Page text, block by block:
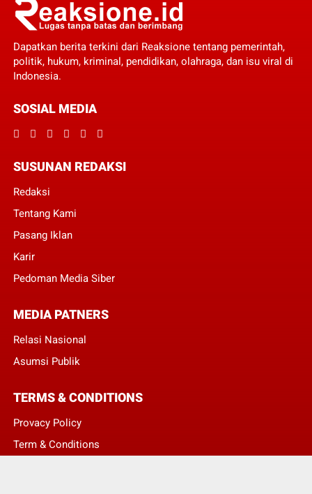
Dapatkan berita terkini dari Reaksione tentang pemerintah,
politik, hukum, kriminal, pendidikan, olahraga, dan isu viral di
Indonesia.
SOSIAL MEDIA
SUSUNAN REDAKSI
Redaksi
Tentang Kami
Pasang Iklan
Karir
Pedoman Media Siber
MEDIA PATNERS
Relasi Nasional
Asumsi Publik
TERMS & CONDITIONS
Provacy Policy
Term & Conditions